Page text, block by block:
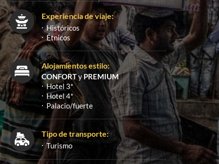
Experiencia de viaje:
Históricos
Étnicos
Alojamientos estilo:
CONFORTy PREMIUM
Hotel 3*
Hotel 4*
Palacio/fuerte
Tipo de transporte:
Turismo